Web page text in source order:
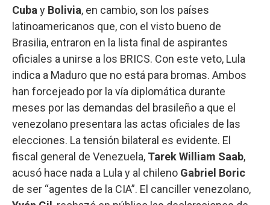
Cuba y Bolivia, en cambio, son los países
latinoamericanos que, con el visto bueno de
Brasilia, entraron en la lista final de aspirantes
oficiales a unirse a los BRICS. Con este veto, Lula
indica a Maduro que no está para bromas. Ambos
han forcejeado por la vía diplomática durante
meses por las demandas del brasileño a que el
venezolano presentara las actas oficiales de las
elecciones. La tensión bilateral es evidente. El
fiscal general de Venezuela, Tarek William Saab,
acusó hace nada a Lula y al chileno Gabriel Boric
de ser “agentes de la CIA”. El canciller venezolano,